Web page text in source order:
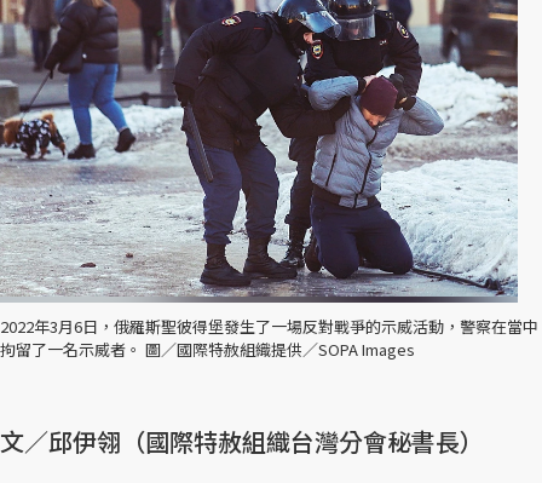
2022年3月6日，俄羅斯聖彼得堡發生了一場反對戰爭的示威活動，警察在當中
拘留了一名示威者。 圖／國際特赦組織提供／SOPA Images
文／邱伊翎（國際特赦組織台灣分會秘書長）